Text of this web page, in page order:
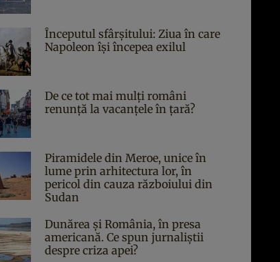
Începutul sfârşitului: Ziua în care
Napoleon îşi începea exilul
De ce tot mai mulți români
renunță la vacanțele în țară?
Piramidele din Meroe, unice în
lume prin arhitectura lor, în
pericol din cauza războiului din
Sudan
Dunărea și România, în presa
americană. Ce spun jurnaliștii
despre criza apei?